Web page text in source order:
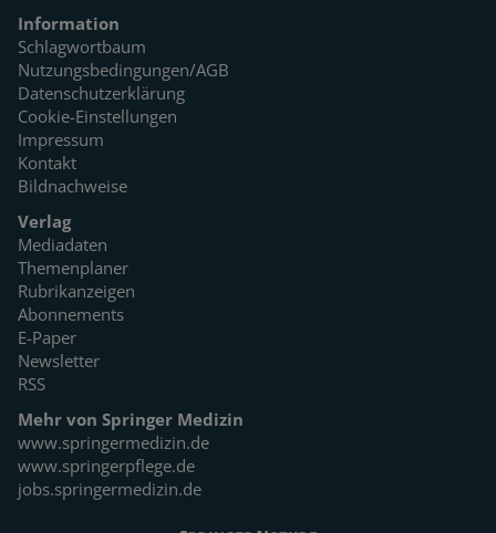
Information
Schlagwortbaum
Nutzungsbedingungen/AGB
Datenschutzerklärung
Cookie-Einstellungen
Impressum
Kontakt
Bildnachweise
Verlag
Mediadaten
Themenplaner
Rubrikanzeigen
Abonnements
E-Paper
Newsletter
RSS
Mehr von Springer Medizin
www.springermedizin.de
www.springerpflege.de
jobs.springermedizin.de